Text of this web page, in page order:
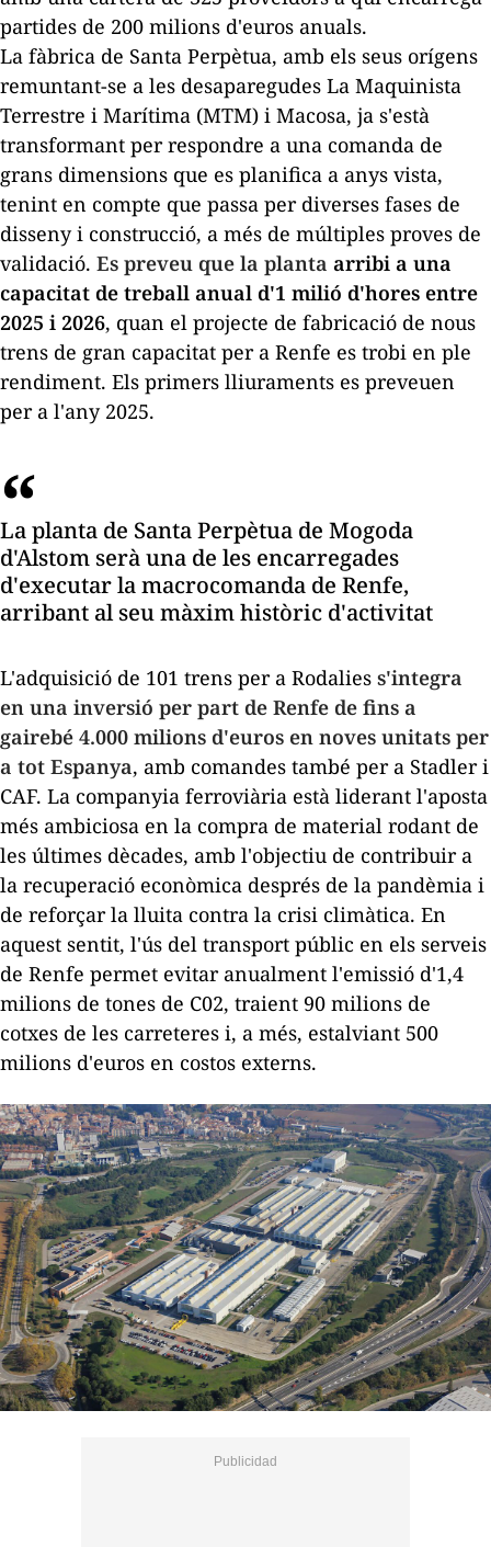
partides de 200 milions d'euros anuals.
La fàbrica de Santa Perpètua, amb els seus orígens
remuntant-se a les desaparegudes La Maquinista
Terrestre i Marítima (MTM) i Macosa, ja s'està
transformant per respondre a una comanda de
grans dimensions que es planifica a anys vista,
tenint en compte que passa per diverses fases de
disseny i construcció, a més de múltiples proves de
validació. Es preveu que la planta arribi a una
capacitat de treball anual d'1 milió d'hores entre
2025 i 2026, quan el projecte de fabricació de nous
trens de gran capacitat per a Renfe es trobi en ple
rendiment. Els primers lliuraments es preveuen
per a l'any 2025.
La planta de Santa Perpètua de Mogoda
d'Alstom serà una de les encarregades
d'executar la macrocomanda de Renfe,
arribant al seu màxim històric d'activitat
L'adquisició de 101 trens per a Rodalies s'integra
en una inversió per part de Renfe de fins a
gairebé 4.000 milions d'euros en noves unitats per
a tot Espanya, amb comandes també per a Stadler i
CAF. La companyia ferroviària està liderant l'aposta
més ambiciosa en la compra de material rodant de
les últimes dècades, amb l'objectiu de contribuir a
la recuperació econòmica després de la pandèmia i
de reforçar la lluita contra la crisi climàtica. En
aquest sentit, l'ús del transport públic en els serveis
de Renfe permet evitar anualment l'emissió d'1,4
milions de tones de C02, traient 90 milions de
cotxes de les carreteres i, a més, estalviant 500
milions d'euros en costos externs.